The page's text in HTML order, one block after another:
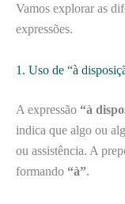
Vamos explorar as
expressões.
1. Uso de “à
A expressão “à
indica que algo ou
ou assistência. A
formando “à”.